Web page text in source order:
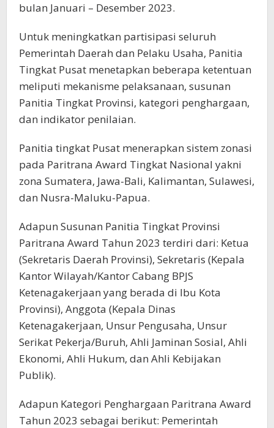
bulan Januari – Desember 2023.
Untuk meningkatkan partisipasi seluruh
Pemerintah Daerah dan Pelaku Usaha, Panitia
Tingkat Pusat menetapkan beberapa ketentuan
meliputi mekanisme pelaksanaan, susunan
Panitia Tingkat Provinsi, kategori penghargaan,
dan indikator penilaian.
Panitia tingkat Pusat menerapkan sistem zonasi
pada Paritrana Award Tingkat Nasional yakni
zona Sumatera, Jawa-Bali, Kalimantan, Sulawesi,
dan Nusra-Maluku-Papua.
Adapun Susunan Panitia Tingkat Provinsi
Paritrana Award Tahun 2023 terdiri dari: Ketua
(Sekretaris Daerah Provinsi), Sekretaris (Kepala
Kantor Wilayah/Kantor Cabang BPJS
Ketenagakerjaan yang berada di Ibu Kota
Provinsi), Anggota (Kepala Dinas
Ketenagakerjaan, Unsur Pengusaha, Unsur
Serikat Pekerja/Buruh, Ahli Jaminan Sosial, Ahli
Ekonomi, Ahli Hukum, dan Ahli Kebijakan
Publik).
Adapun Kategori Penghargaan Paritrana Award
Tahun 2023 sebagai berikut: Pemerintah